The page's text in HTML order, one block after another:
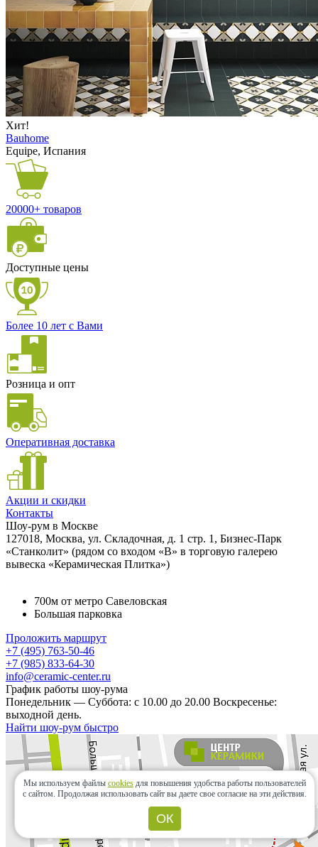
Хит!
Bauhome
Equipe, Испания
20000+ товаров
Доступные цены
Более 10 лет с Вами
Розница и опт
Оперативная доставка
Акции и скидки
Контакты
Шоу-рум в Москве
127018, Москва, ул. Складочная, д. 1 стр. 1, Бизнес-Парк
«Станколит» (рядом со входом «B» в торговую галерею
вывеска «Керамическая Плитка»)
700м от метро Савеловская
Большая парковка
Проложить маршрут
+7 (495) 763-50-46
+7 (985) 833-64-30
info@ceramic-center.ru
График работы шоу-рума
Понедельник — Суббота: с 10.00 до 20.00 Воскресенье:
выходной день.
Найти шоу-рум быстро
Мы используем файлы cookies для повышения удобства работы пользователей
с сайтом. Продолжая использовать сайт вы даете свое согласие на эти действия.
ОК